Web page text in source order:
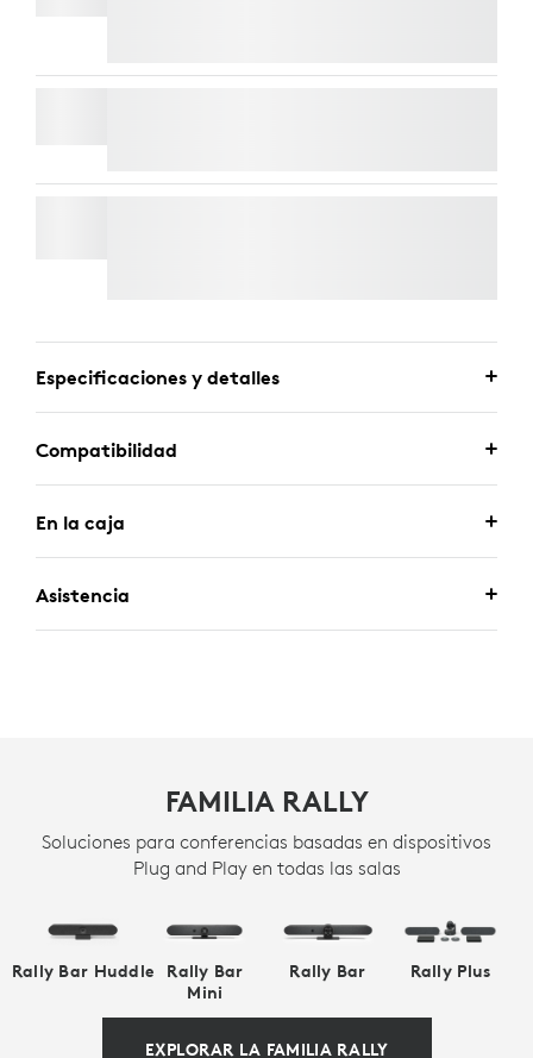
Especificaciones y detalles
Compatibilidad
En la caja
Asistencia
FAMILIA RALLY
Soluciones para conferencias basadas en dispositivos
Plug and Play en todas las salas
Rally Bar Huddle
Rally Bar
Mini
Rally Bar Rally Plus
EXPLORAR LA FAMILIA RALLY